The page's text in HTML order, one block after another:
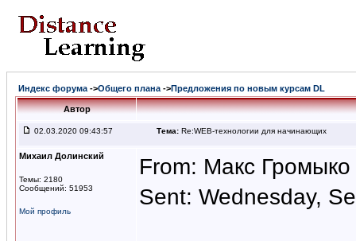
Индекс форума ->Общего плана ->Предложения по новым курсам DL
Автор
02.03.2020 09:43:57 Тема: Re:WEB-технологии для начинающих
Михаил Долинский
Темы: 2180
Сообщений: 51953
Мой профиль
From: Макс Громыко
Sent: Wednesday,